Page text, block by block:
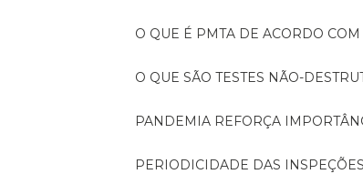
O QUE É PMTA DE ACORDO
O QUE SÃO TESTES NÃO-
PANDEMIA REFORÇA
PERIODICIDADE DAS